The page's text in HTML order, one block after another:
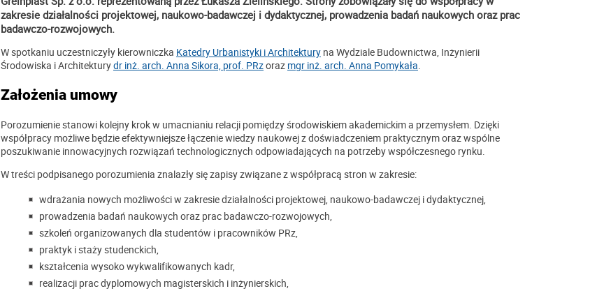
zakresie działalności projektowej, naukowo-badawczej i dydaktycznej, prowadzenia badań naukowych oraz prac
badawczo-rozwojowych.
W spotkaniu uczestniczyły kierowniczka Katedry Urbanistyki i Architektury na Wydziale Budownictwa, Inżynierii
Środowiska i Architekturydr inż. arch. Anna Sikora, prof. PRzoraz mgr inż. arch. Anna Pomykała.
Założenia umowy
Porozumienie stanowi kolejny krok w umacnianiu relacji pomiędzy środowiskiem akademickim a przemysłem. Dzięki
współpracy możliwe będzie efektywniejsze łączenie wiedzy naukowej z doświadczeniem praktycznym oraz wspólne
poszukiwanie innowacyjnych rozwiązań technologicznych odpowiadających na potrzeby współczesnego rynku.
W treści podpisanego porozumienia znalazły się zapisy związane z współpracą stron w zakresie:
wdrażania nowych możliwości w zakresie działalności projektowej, naukowo-badawczej i dydaktycznej,
prowadzenia badań naukowych oraz prac badawczo-rozwojowych,
szkoleń organizowanych dla studentów i pracowników PRz,
praktyk i staży studenckich,
kształcenia wysoko wykwalifikowanych kadr,
realizacji prac dyplomowych magisterskich i inżynierskich,